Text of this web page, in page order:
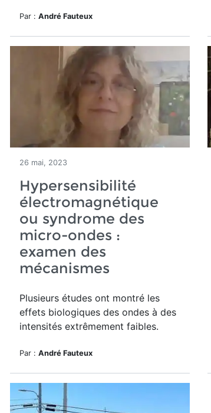
Par : André Fauteux
26 mai, 2023
Hypersensibilité
électromagnétique
ou syndrome des
micro-ondes :
examen des
mécanismes
Plusieurs études ont montré les
effets biologiques des ondes à des
intensités extrêmement faibles.
Par : André Fauteux